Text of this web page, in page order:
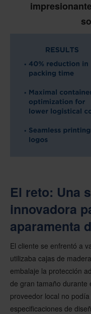
El reto: Una
innovadora
aparamenta
El cliente se enfrentó a
utilizaba cajas de
embalaje la protección
de gran tamaño durante
proveedor local no
especificaciones de